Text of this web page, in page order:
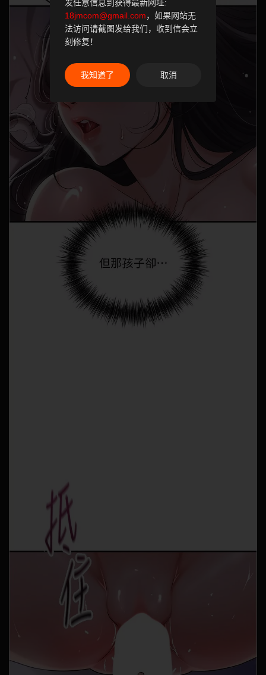
发任意信息到获得最新网址:
18jmcom@gmail.com，如果网站无
法访问请截图发给我们，收到信会立
刻修复！
我知道了 取消